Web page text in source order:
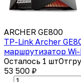
ARCHER GE800
TP-Link Archer
маршрутизатор
Осталось 1 шт
53 500 ₽